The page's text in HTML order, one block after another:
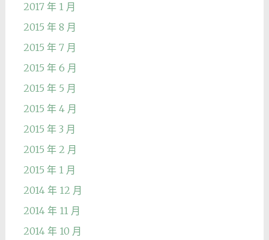
2017 年 1 月
2015 年 8 月
2015 年 7 月
2015 年 6 月
2015 年 5 月
2015 年 4 月
2015 年 3 月
2015 年 2 月
2015 年 1 月
2014 年 12 月
2014 年 11 月
2014 年 10 月